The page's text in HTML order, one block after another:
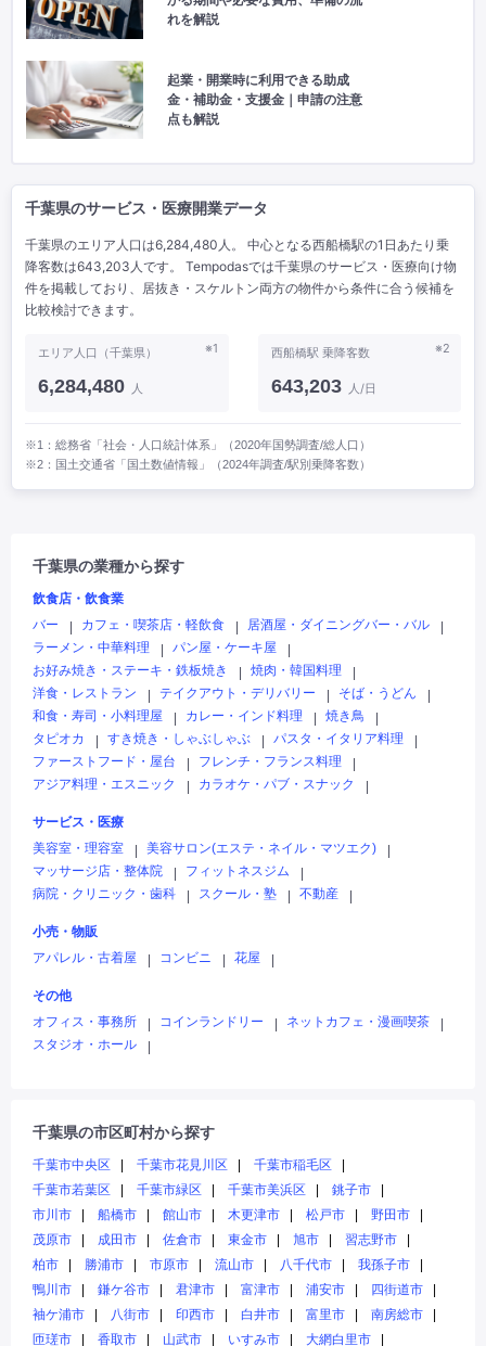
れを解説
起業・開業時に利用できる助成
金・補助金・支援金｜申請の注意
点も解説
千葉県のサービス・医療開業データ
千葉県のエリア人口は6,284,480人。 中心となる西船橋駅の1日あたり乗
降客数は643,203人です。 Tempodasでは千葉県のサービス・医療向け物
件を掲載しており、居抜き・スケルトン両方の物件から条件に合う候補を
比較検討できます。
※1
エリア人口（千葉県）
6,284,480 人
※2
西船橋駅 乗降客数
643,203 人/日
※1：総務省「社会・人口統計体系」（2020年国勢調査/総人口）
※2：国土交通省「国土数値情報」（2024年調査/駅別乗降客数）
千葉県の業種から探す
飲食店・飲食業
バー
カフェ・喫茶店・軽飲食 居酒屋・ダイニングバー・バル
ラーメン・中華料理
パン屋・ケーキ屋
お好み焼き・ステーキ・鉄板焼き
焼肉・韓国料理
洋食・レストラン
テイクアウト・デリバリー そば・うどん
和食・寿司・小料理屋
カレー・インド料理 焼き鳥
タピオカ
すき焼き・しゃぶしゃぶ パスタ・イタリア料理
ファーストフード・屋台
フレンチ・フランス料理
アジア料理・エスニック
カラオケ・パブ・スナック
サービス・医療
美容室・理容室
美容サロン(エステ・ネイル・マツエク)
マッサージ店・整体院
フィットネスジム
病院・クリニック・歯科
スクール・塾 不動産
小売・物販
アパレル・古着屋
コンビニ 花屋
その他
オフィス・事務所
コインランドリー ネットカフェ・漫画喫茶
スタジオ・ホール
千葉県の市区町村から探す
千葉市中央区 千葉市花見川区
千葉市稲毛区
千葉市若葉区
千葉市緑区 千葉市美浜区
銚子市
市川市
船橋市 館山市 木更津市 松戸市
野田市
茂原市
成田市 佐倉市 東金市 旭市
習志野市
柏市
勝浦市 市原市 流山市 八千代市
我孫子市
鴨川市
鎌ケ谷市 君津市 富津市 浦安市
四街道市
袖ケ浦市
八街市 印西市 白井市 富里市
南房総市
匝瑳市
香取市 山武市 いすみ市
大網白里市